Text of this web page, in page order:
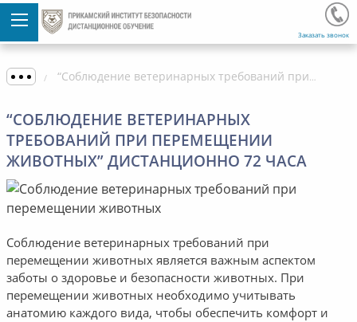
Заказать звонок
“Соблюдение ветеринарных требований при перемещении животных” дистанционно 72 часа
“СОБЛЮДЕНИЕ ВЕТЕРИНАРНЫХ
ТРЕБОВАНИЙ ПРИ ПЕРЕМЕЩЕНИИ
ЖИВОТНЫХ” ДИСТАНЦИОННО 72 ЧАСА
Соблюдение ветеринарных требований при
перемещении животных является важным аспектом
заботы о здоровье и безопасности животных. При
перемещении животных необходимо учитывать
анатомию каждого вида, чтобы обеспечить комфорт и